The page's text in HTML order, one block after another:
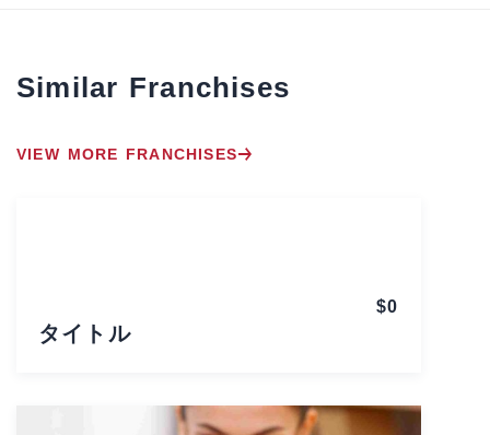
Similar Franchises
VIEW MORE FRANCHISES
タイトル
$0